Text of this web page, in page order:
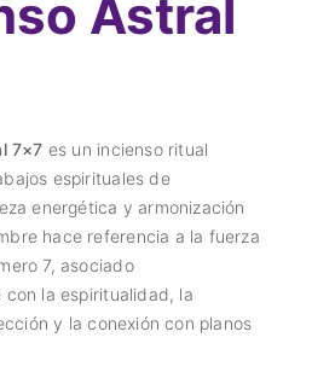
Astral
7×7 es un incienso ritual
espirituales de
energética y armonización
hace referencia a la fuerza
7, asociado
la espiritualidad, la
y la conexión con planos